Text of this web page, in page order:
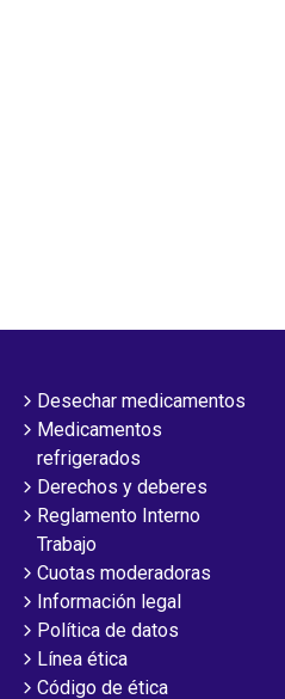
Desechar medicamentos
Medicamentos
refrigerados
Derechos y deberes
Reglamento Interno
Trabajo
Cuotas moderadoras
Información legal
Política de datos
Línea ética
Código de ética